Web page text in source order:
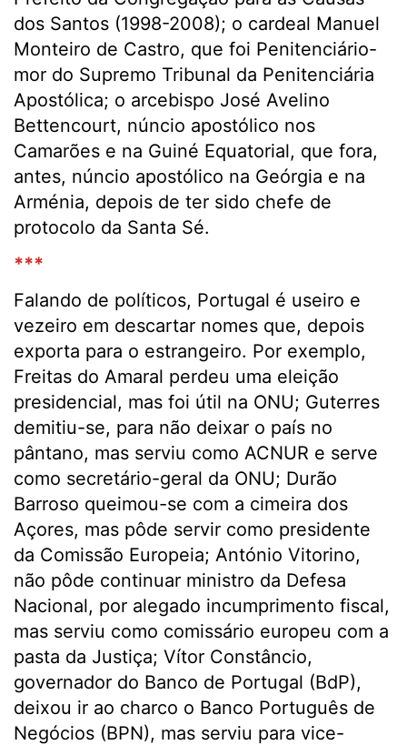
dos Santos (1998-2008); o cardeal Manuel
Monteiro de Castro, que foi Penitenciário-
mor do Supremo Tribunal da Penitenciária
Apostólica; o arcebispo José Avelino
Bettencourt, núncio apostólico nos
Camarões e na Guiné Equatorial, que fora,
antes, núncio apostólico na Geórgia e na
Arménia, depois de ter sido chefe de
protocolo da Santa Sé.
***
Falando de políticos, Portugal é useiro e
vezeiro em descartar nomes que, depois
exporta para o estrangeiro. Por exemplo,
Freitas do Amaral perdeu uma eleição
presidencial, mas foi útil na ONU; Guterres
demitiu-se, para não deixar o país no
pântano, mas serviu como ACNUR e serve
como secretário-geral da ONU; Durão
Barroso queimou-se com a cimeira dos
Açores, mas pôde servir como presidente
da Comissão Europeia; António Vitorino,
não pôde continuar ministro da Defesa
Nacional, por alegado incumprimento fiscal,
mas serviu como comissário europeu com a
pasta da Justiça; Vítor Constâncio,
governador do Banco de Portugal (BdP),
deixou ir ao charco o Banco Português de
Negócios (BPN), mas serviu para vice-